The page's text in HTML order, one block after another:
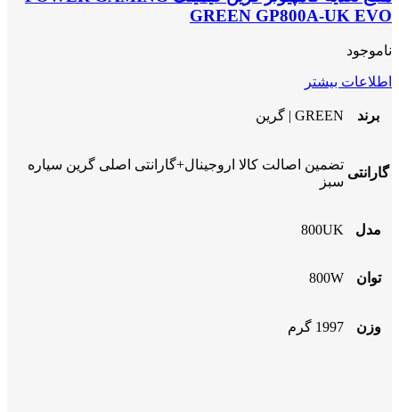
GREEN GP800A-UK EVO
ناموجود
اطلاعات بیشتر
برند GREEN | گرین
گارانتی
تضمین اصالت کالا اروجینال+گارانتی اصلی گرین سیاره
سبز
مدل 800UK
توان 800W
وزن 1997 گرم